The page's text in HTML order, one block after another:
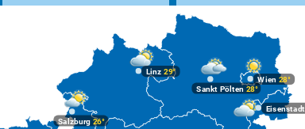
Linz 29°
Salzburg26°
Wien 28°
Eisenstadt
Sankt Pölten 28°